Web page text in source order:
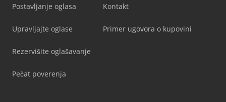
Postavljanje oglasa
Upravljajte oglase
Rezervišite oglašavanje
Pečat poverenja
Kontakt
Primer ugovora o kupovini